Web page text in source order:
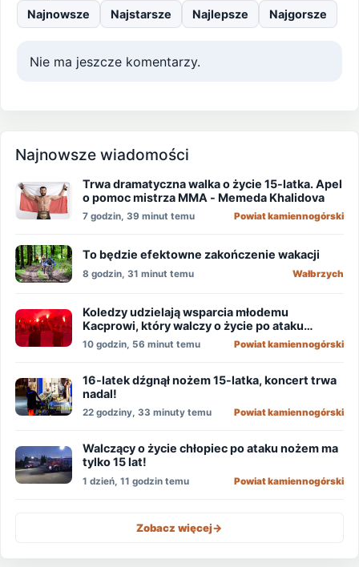
Najnowsze Najstarsze Najlepsze Najgorsze
Nie ma jeszcze komentarzy.
Najnowsze wiadomości
Trwa dramatyczna walka o życie 15-latka. Apel
o pomoc mistrza MMA - Memeda Khalidova
7 godzin, 39 minut temu Powiat kamiennogórski
To będzie efektowne zakończenie wakacji
8 godzin, 31 minut temu Wałbrzych
Koledzy udzielają wsparcia młodemu
Kacprowi, który walczy o życie po ataku
nożownika!
10 godzin, 56 minut temu Powiat kamiennogórski
16-latek dźgnął nożem 15-latka, koncert trwa
nadal!
22 godziny, 33 minuty temu Powiat kamiennogórski
Walczący o życie chłopiec po ataku nożem ma
tylko 15 lat!
1 dzień, 11 godzin temu Powiat kamiennogórski
Zobacz więcej->